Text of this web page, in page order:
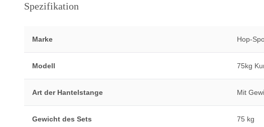
Spezifikation
Marke Hop-
Modell 75kg
Art der Hantelstange Mit
Gewicht des Sets 75 kg